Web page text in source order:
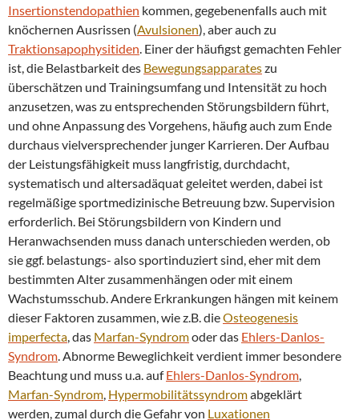
Insertionstendopathien kommen, gegebenenfalls auch mit
knöchernen Ausrissen (Avulsionen), aber auch zu
Traktionsapophysitiden. Einer der häufigst gemachten Fehler
ist, die Belastbarkeit des Bewegungsapparateszu
überschätzen und Trainingsumfang und Intensität zu hoch
anzusetzen, was zu entsprechenden Störungsbildern führt,
und ohne Anpassung des Vorgehens, häufig auch zum Ende
durchaus vielversprechender junger Karrieren. Der Aufbau
der Leistungsfähigkeit muss langfristig, durchdacht,
systematisch und altersadäquat geleitet werden, dabei ist
regelmäßige sportmedizinische Betreuung bzw. Supervision
erforderlich. Bei Störungsbildern von Kindern und
Heranwachsenden muss danach unterschieden werden, ob
sie ggf. belastungs- also sportinduziert sind, eher mit dem
bestimmten Alter zusammenhängen oder mit einem
Wachstumsschub. Andere Erkrankungen hängen mit keinem
dieser Faktoren zusammen, wie z.B. dieOsteogenesis
imperfecta, das Marfan-Syndromoder das Ehlers-Danlos-
Syndrom. Abnorme Beweglichkeit verdient immer besondere
Beachtung und muss u.a. aufEhlers-Danlos-Syndrom,
Marfan-Syndrom, Hypermobilitätssyndromabgeklärt
werden, zumal durch die Gefahr von Luxationen